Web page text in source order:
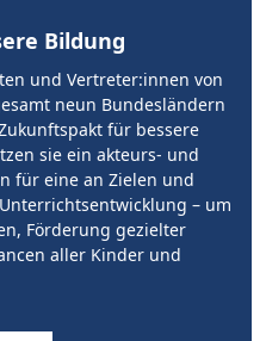
Bildung
und Vertreter:innen von
neun Bundesländern
für bessere
sie ein akteurs- und
für eine an Zielen und
– um
Förderung gezielter
aller Kinder und